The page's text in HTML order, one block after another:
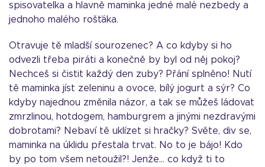
spisovatelka a hlavně maminka jedné malé nezbedy a
jednoho malého rošťáka.
Otravuje tě mladší sourozenec? A co kdyby si ho
odvezli třeba piráti a konečně by byl od něj pokoj?
Nechceš si čistit každý den zuby? Přání splněno! Nutí
tě maminka jíst zeleninu a ovoce, bílý jogurt a sýr? Co
kdyby najednou změnila názor, a tak se můžeš ládovat
zmrzlinou, hotdogem, hamburgrem a jinými nezdravými
dobrotami? Nebaví tě uklízet si hračky? Světe, div se,
maminka na úklidu přestala trvat. No to je bájo! Kdo
by po tom všem netoužil?! Jenže… co když ti to